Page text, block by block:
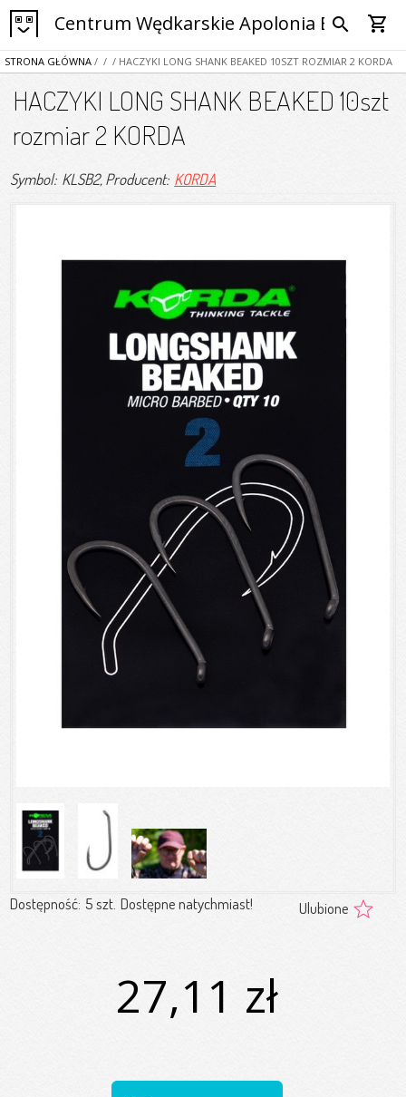
Centrum Wędkarskie Apolonia Bytom
search shopping_cart
STRONA GŁÓWNA / / / HACZYKI LONG SHANK BEAKED 10SZT ROZMIAR 2 KORDA
HACZYKI LONG SHANK BEAKED 10szt
rozmiar 2 KORDA
Symbol: KLSB2, Producent: KORDA
Dostępność: 5 szt. Dostępne natychmiast! Ulubione
27,11 zł